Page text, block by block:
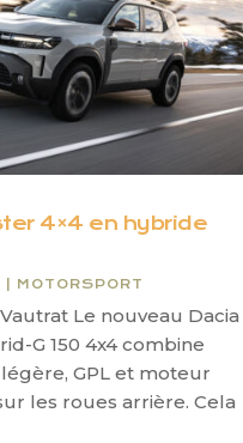
4×4 en hybride
MOTORSPORT
Le nouveau Dacia
G 150 4x4 combine
GPL et moteur
les roues arrière. Cela